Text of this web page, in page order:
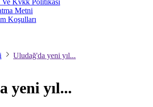
Kvkk Politikası
Metni
Koşulları
Uludağ'da yeni yıl...
yeni yıl...